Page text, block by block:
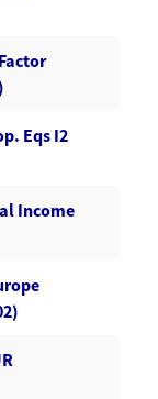
Eqs I2
Income